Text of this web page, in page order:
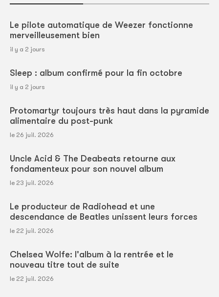
Le pilote automatique de Weezer fonctionne
merveilleusement bien
il y a 2 jours
Sleep : album confirmé pour la fin octobre
il y a 2 jours
Protomartyr toujours très haut dans la pyramide
alimentaire du post-punk
le 26 juil. 2026
Uncle Acid & The Deabeats retourne aux
fondamenteux pour son nouvel album
le 23 juil. 2026
Le producteur de Radiohead et une
descendance de Beatles unissent leurs forces
le 22 juil. 2026
Chelsea Wolfe: l'album à la rentrée et le
nouveau titre tout de suite
le 22 juil. 2026